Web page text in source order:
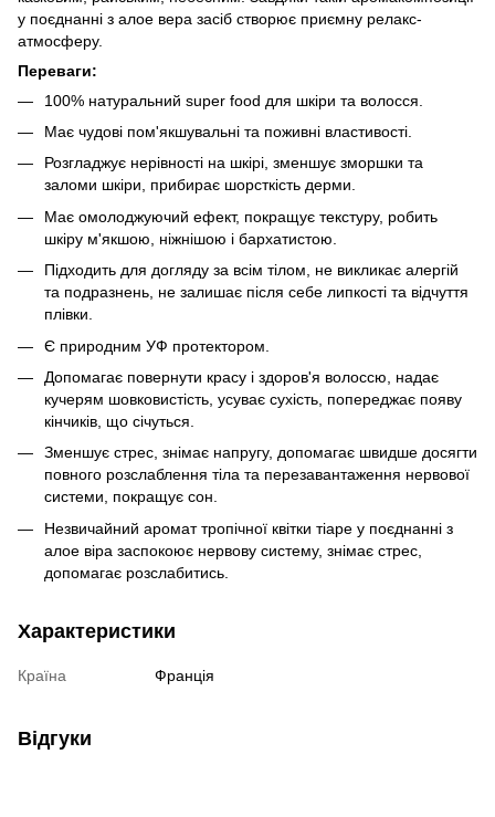
у поєднанні з алое вера засіб створює приємну релакс-
атмосферу.
Переваги:
100% натуральний super food для шкіри та волосся.
Має чудові пом'якшувальні та поживні властивості.
Розгладжує нерівності на шкірі, зменшує зморшки та
заломи шкіри, прибирає шорсткість дерми.
Має омолоджуючий ефект, покращує текстуру, робить
шкіру м'якшою, ніжнішою і бархатистою.
Підходить для догляду за всім тілом, не викликає алергій
та подразнень, не залишає після себе липкості та відчуття
плівки.
Є природним УФ протектором.
Допомагає повернути красу і здоров'я волоссю, надає
кучерям шовковистість, усуває сухість, попереджає появу
кінчиків, що січуться.
Зменшує стрес, знімає напругу, допомагає швидше досягти
повного розслаблення тіла та перезавантаження нервової
системи, покращує сон.
Незвичайний аромат тропічної квітки тіаре у поєднанні з
алое віра заспокоює нервову систему, знімає стрес,
допомагає розслабитись.
Характеристики
Країна Франція
Відгуки